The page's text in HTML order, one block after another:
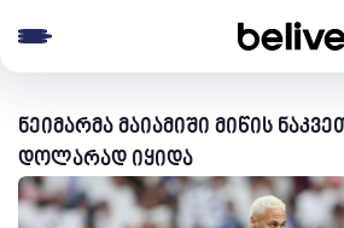
ნეიმარმა მაიამიში მიწის
დოლარად იყიდა